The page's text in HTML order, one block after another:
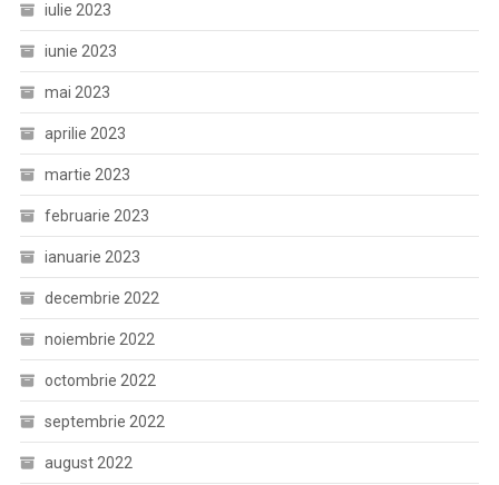
iulie 2023
iunie 2023
mai 2023
aprilie 2023
martie 2023
februarie 2023
ianuarie 2023
decembrie 2022
noiembrie 2022
octombrie 2022
septembrie 2022
august 2022